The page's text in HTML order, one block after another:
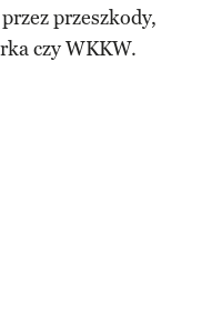
przeszkody,
czy WKKW.